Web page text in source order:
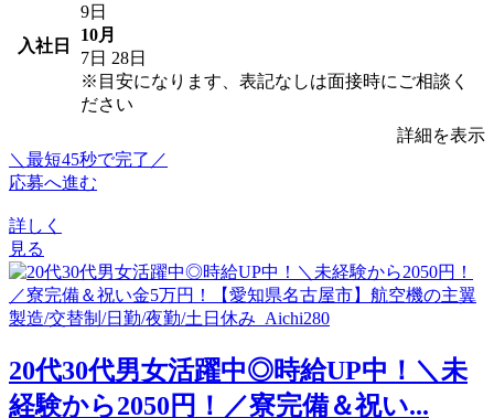
入社日
9日
10月
7日 28日
※目安になります、表記なしは面接時にご相談く
ださい
詳細を表示
＼最短45秒で完了／
応募へ進む
詳しく
見る
20代30代男女活躍中◎時給UP中！＼未
経験から2050円！／寮完備＆祝い...